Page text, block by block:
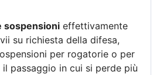
sospensioni effettivamente
su richiesta della difesa,
per rogatorie o per
il passaggio in cui si perde più